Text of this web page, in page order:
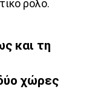
ρόλο.
και τη
χώρες